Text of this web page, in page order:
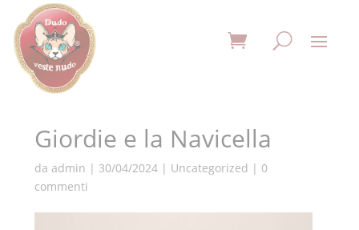
Giordie e la Navicella
daadmin | 30/04/2024 | Uncategorized | 0
commenti